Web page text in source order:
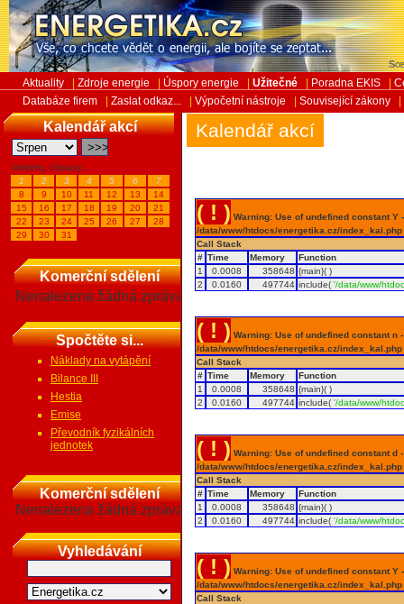
Aktuality Zdroje energie Úspory energie Užitečné Poradna EKIS
Databáze firem
Zaslat odkaz... Výpočetní nástroje Související zákony
Kalendář akcí
Veletrhy, Výstavy...
1
2 3 4 5 6
7
8
9 10 11 12 13
14
15
16 17 18 19 20
21
22
23 24 25 26 27
28
29
30 31
Komerční sdělení
Nenalezena žádná zpráva
Spočtěte si...
Náklady na vytápění
Bilance III
Hestia
Emise
Převodník fyzikálních
jednotek
Komerční sdělení
Nenalezena žádná zpráva
Vyhledávání
Kalendář akcí
( ! ) Warning: Use of undefined constant
/data/www/htdocs/energetika.cz/
Call Stack
# Time Memory
Function
1
0.0008 358648 {main}( )
2
0.0160 497744 include('/data/www/
( ! ) Warning: Use of undefined constant
/data/www/htdocs/energetika.cz/
Call Stack
# Time Memory
Function
1
0.0008 358648 {main}( )
2
0.0160 497744 include('/data/www/
( ! ) Warning: Use of undefined constant
/data/www/htdocs/energetika.cz/
Call Stack
# Time Memory
Function
1
0.0008 358648 {main}( )
2
0.0160 497744 include('/data/www/
( ! ) Warning: Use of undefined constant
/data/www/htdocs/energetika.cz/
Call Stack